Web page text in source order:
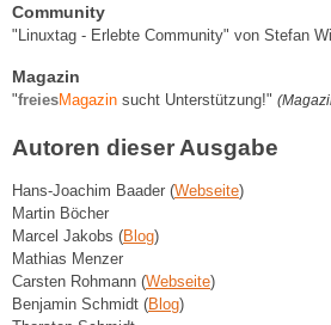
Community
"Linuxtag - Erlebte Community" von Stefan
Magazin
"freiesMagazin sucht Unterstützung!"
Autoren dieser Ausgabe
Hans-Joachim Baader (Webseite)
Martin Böcher
Marcel Jakobs (Blog)
Mathias Menzer
Carsten Rohmann (Webseite)
Benjamin Schmidt (Blog)